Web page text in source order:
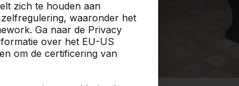
zich te houden aan
waaronder het
Ga naar de Privacy
over het EU-US
om de certificering van